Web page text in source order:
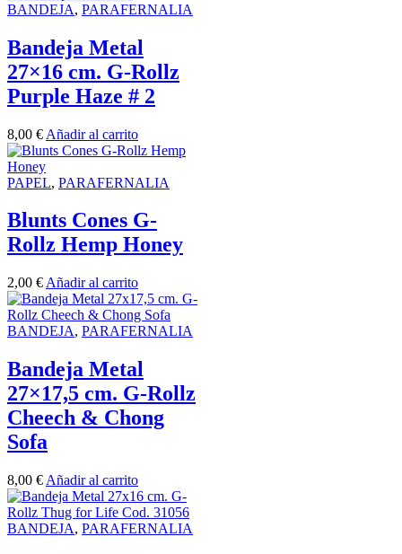
BANDEJA, PARAFERNALIA
Bandeja Metal
27×16 cm. G-Rollz
Purple Haze # 2
8,00 € Añadir al carrito
PAPEL, PARAFERNALIA
Blunts Cones G-
Rollz Hemp Honey
2,00 € Añadir al carrito
BANDEJA, PARAFERNALIA
Bandeja Metal
27×17,5 cm. G-Rollz
Cheech & Chong
Sofa
8,00 € Añadir al carrito
BANDEJA, PARAFERNALIA